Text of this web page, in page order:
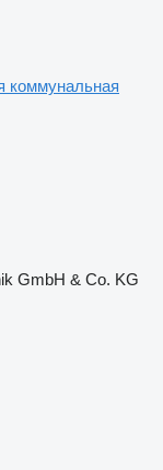
коммунальная
GmbH & Co. KG